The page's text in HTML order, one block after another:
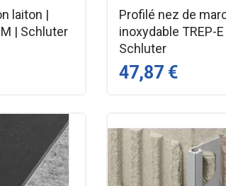
laiton |
| Schluter
Profilé nez de
inoxydable TREP-
Schluter
47,87 €